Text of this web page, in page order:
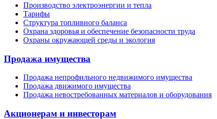
Производство электроэнергии и тепла
Тарифы
Структура топливного баланса
Охрана здоровья и обеспечение безопасности труда
Охраны окружающей среды и экология
Продажа имущества
Продажа непрофильного недвижимого имущества
Продажа движимого имущества
Продажа невостребованных материалов и оборудования
Акционерам и инвесторам